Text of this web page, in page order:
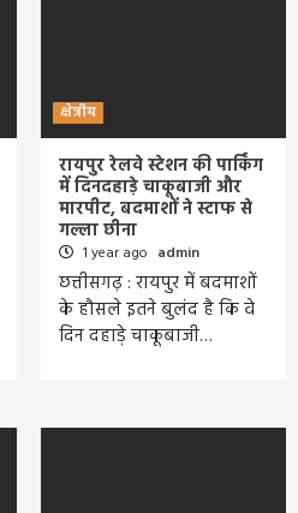
क्षेत्रीय
रायपुर रेलवे स्टेशन की पार्किंग
में दिनदहाड़े चाकूबाजी और
मारपीट, बदमाशों ने स्टाफ से
गल्ला छीना
1 year ago admin
छत्तीसगढ़ : रायपुर में बदमाशों
के हौसले इतने बुलंद है कि वे
दिन दहाड़े चाकूबाजी…